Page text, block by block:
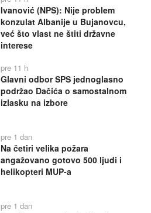
Ivanović (NPS): Nije problem
konzulat Albanije u Bujanovcu,
već što vlast ne štiti državne
interese
pre 11 h
Glavni odbor SPS jednoglasno
podržao Dačića o samostalnom
izlasku na izbore
pre 1 dan
Na četiri velika požara
angažovano gotovo 500 ljudi i
helikopteri MUP-a
pre 1 dan